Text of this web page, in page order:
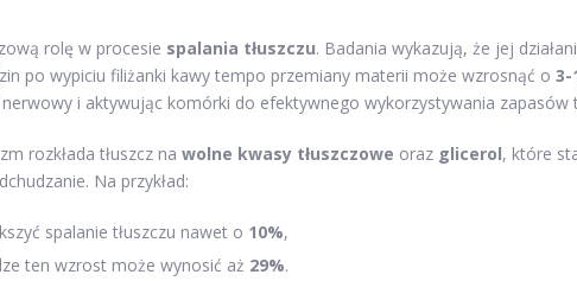
rolę w procesie spalania tłuszczu. Badania wykazują, że jej
po wypiciu filiżanki kawy tempo przemiany materii może wzrosnąć o 3-
i aktywując komórki do efektywnego wykorzystywania zapasów
rozkłada tłuszcz na wolne kwasy tłuszczowe oraz glicerol, które
Na przykład:
spalanie tłuszczu nawet o 10%,
ten wzrost może wynosić aż 29%.